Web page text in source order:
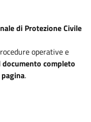
di Protezione Civile
operative e
documento completo
.